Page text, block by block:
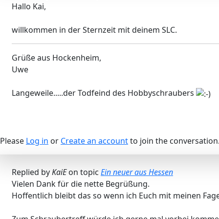
Hallo Kai,
willkommen in der Sternzeit mit deinem SLC.
Grüße aus Hockenheim,
Uwe
Langeweile.....der Todfeind des Hobbyschraubers
Please Log in or Create an accountto join the conversation.
Replied byKaiEon topic Ein neuer aus Hessen
Vielen Dank für die nette Begrüßung.
Hoffentlich bleibt das so wenn ich Euch mit meinen